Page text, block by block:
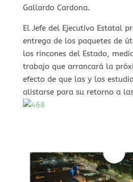
Gallardo Cardona.
El Jefe del Ejecutivo Estatal
entrega de los paquetes de
los rincones del Estado,
trabajo que arrancará la
efecto de que las y los
alistarse para su retorno a